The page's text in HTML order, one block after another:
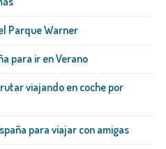
Parque Warner
para ir en Verano
viajando en coche por
para viajar con amigas